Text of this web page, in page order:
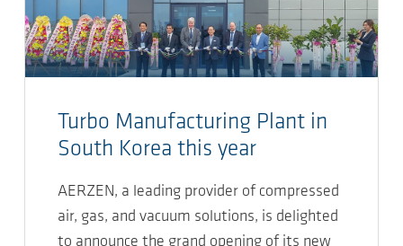
Turbo Manufacturing Plant in
South Korea this year
AERZEN, a leading provider of compressed
air, gas, and vacuum solutions, is delighted
to announce the grand opening of its new